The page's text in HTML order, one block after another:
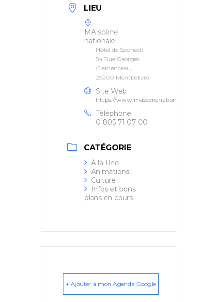
LIEU
MA scène
nationale
Hôtel de Sponeck,
54 Rue Georges
Clemenceau,
25200 Montbéliard
Site Web
https://www.mascenenationale.eu/
Téléphone
0 805 71 07 00
CATÉGORIE
À la Une
Animations
Culture
Infos et bons
plans en cours
+ Ajouter à mon Agenda Google